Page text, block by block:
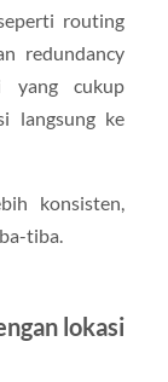
routing
redundancy
yang cukup
langsung ke
konsisten,
tiba.
lokasi